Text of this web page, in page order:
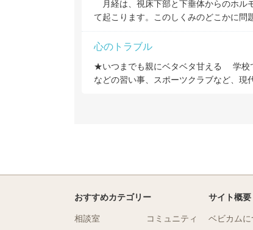
月経は、視床下部と下垂体からのホル
て起こります。このしくみのどこかに問
心のトラブル
★いつまでも親にベタベタ甘える 学校
などの習い事、スポーツクラブなど、現
おすすめカテゴリー
相談室 コミュニティ
サイト概要
ベビカムに